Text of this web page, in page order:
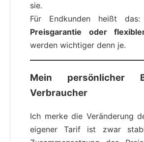
sie.
Für Endkunden heißt das:
Preisgarantie oder
werden wichtiger denn je.
Mein persönlicher
Verbraucher
Ich merke die Veränderung
eigener Tarif ist zwar